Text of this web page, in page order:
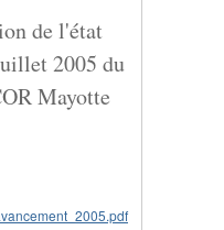
de l'état
2005 du
Mayotte